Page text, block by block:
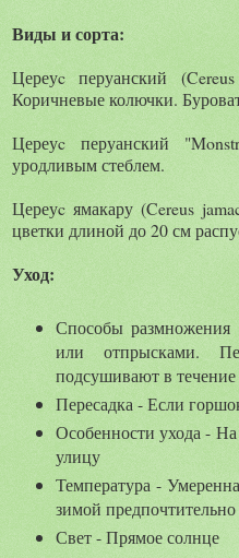
Виды и сорта:
Цереуc перуанский
Коричневые колючки.
Цереуc перуанский
уродливым стеблем.
Цереуc ямакару (Cereus
цветки длиной до 20 см
Уход:
Способы
или отпрысками.
подсушивают в
Пересадка - Если
Особенности ухода -
улицу
Температура -
зимой
Свет - Прямое солнце